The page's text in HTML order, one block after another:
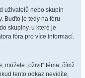
uživatelů nebo skupin
Buďto je tedy na fóru
skupiny, u které je
fóra pro více informací.
můžete „oživit“ téma, čímž
tento odkaz nevidíte,